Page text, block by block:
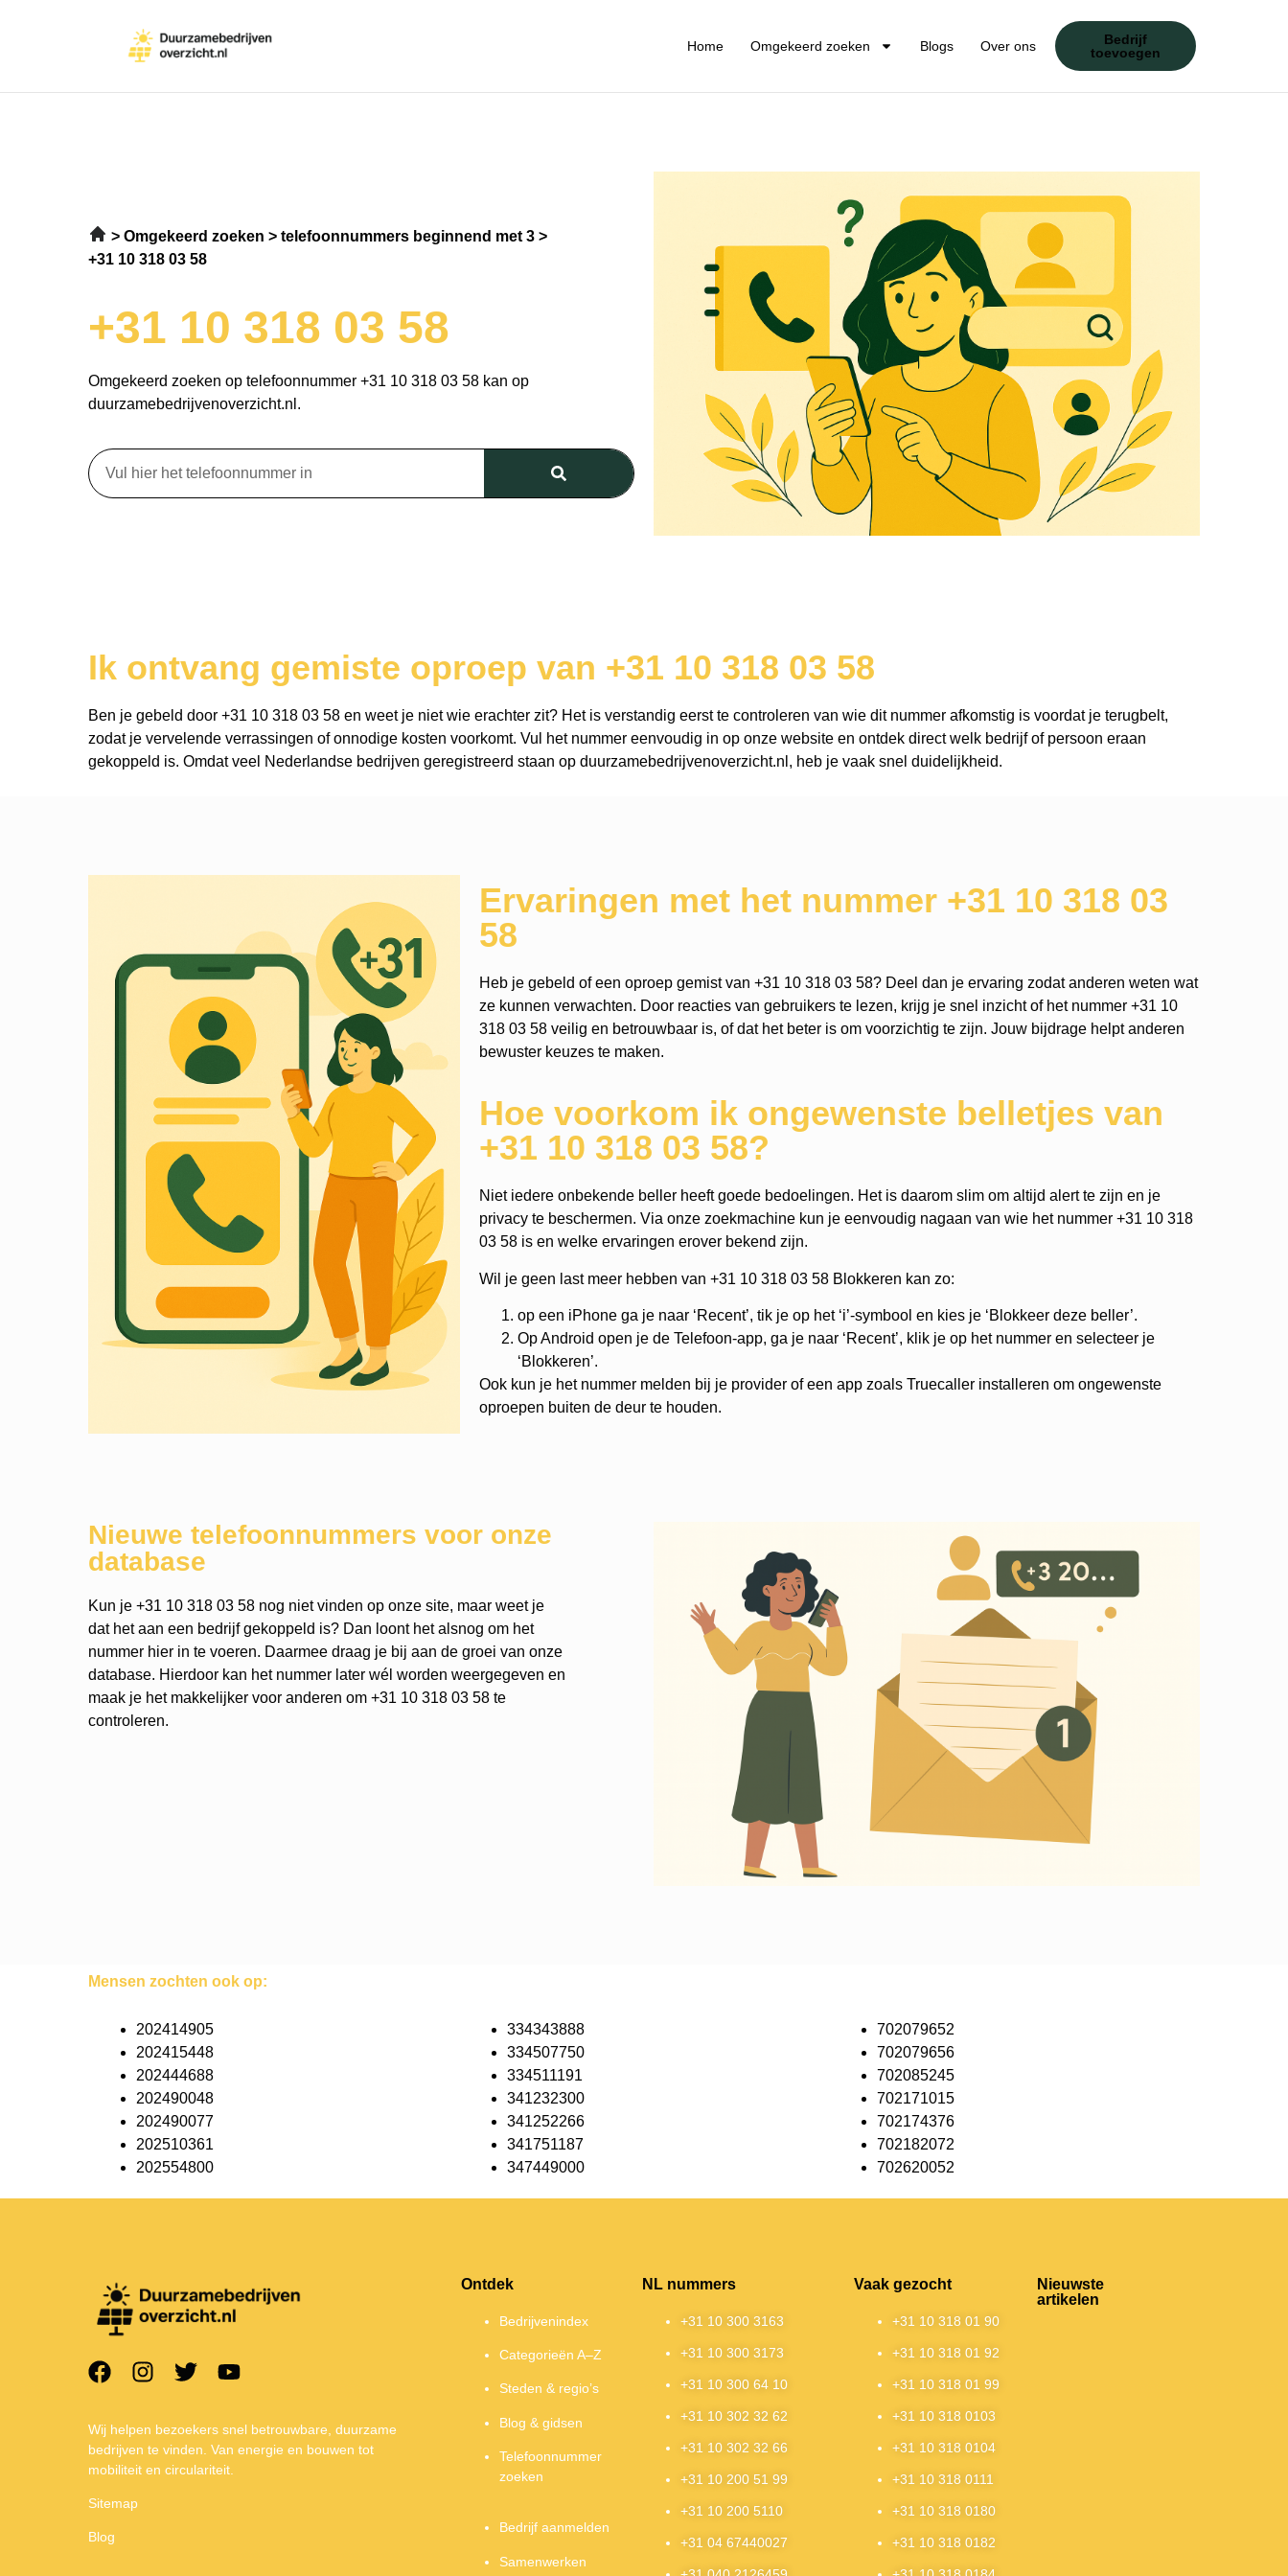
Home Omgekeerd zoeken Blogs Over ons
Bedrijf
toevoegen
Omgekeerd zoeken
telefoonnummers beginnend met 3
+31 10 318 03 58
+31 10 318 03 58
Omgekeerd zoeken op telefoonnummer +31 10 318 03 58 kan op
duurzamebedrijvenoverzicht.nl.
Ik ontvang gemiste oproep van +31 10 318 03 58
Ben je gebeld door +31 10 318 03 58 en weet je niet wie erachter zit? Het is verstandig eerst te controleren van wie dit nummer afkomstig is voordat je terugbelt,
zodat je vervelende verrassingen of onnodige kosten voorkomt. Vul het nummer eenvoudig in op onze website en ontdek direct welk bedrijf of persoon eraan
gekoppeld is. Omdat veel Nederlandse bedrijven geregistreerd staan op duurzamebedrijvenoverzicht.nl, heb je vaak snel duidelijkheid.
Ervaringen met het nummer +31 10 318 03
58
Heb je gebeld of een oproep gemist van +31 10 318 03 58? Deel dan je ervaring zodat anderen weten wat
ze kunnen verwachten. Door reacties van gebruikers te lezen, krijg je snel inzicht of het nummer +31 10
318 03 58 veilig en betrouwbaar is, of dat het beter is om voorzichtig te zijn. Jouw bijdrage helpt anderen
bewuster keuzes te maken.
Hoe voorkom ik ongewenste belletjes van
+31 10 318 03 58?
Niet iedere onbekende beller heeft goede bedoelingen. Het is daarom slim om altijd alert te zijn en je
privacy te beschermen. Via onze zoekmachine kun je eenvoudig nagaan van wie het nummer +31 10 318
03 58 is en welke ervaringen erover bekend zijn.
Wil je geen last meer hebben van +31 10 318 03 58 Blokkeren kan zo:
op een iPhone ga je naar ‘Recent’, tik je op het ‘i’-symbool en kies je ‘Blokkeer deze beller’.
Op Android open je de Telefoon-app, ga je naar ‘Recent’, klik je op het nummer en selecteer je
‘Blokkeren’.
Ook kun je het nummer melden bij je provider of een app zoals Truecaller installeren om ongewenste
oproepen buiten de deur te houden.
Nieuwe telefoonnummers voor onze
database
Kun je +31 10 318 03 58 nog niet vinden op onze site, maar weet je
dat het aan een bedrijf gekoppeld is? Dan loont het alsnog om het
nummer hier in te voeren. Daarmee draag je bij aan de groei van onze
database. Hierdoor kan het nummer later wél worden weergegeven en
maak je het makkelijker voor anderen om +31 10 318 03 58 te
controleren.
Mensen zochten ook op:
202414905
202415448
202444688
202490048
202490077
202510361
202554800
334343888
334507750
334511191
341232300
341252266
341751187
347449000
702079652
702079656
702085245
702171015
702174376
702182072
702620052
Wij helpen bezoekers snel betrouwbare, duurzame
bedrijven te vinden. Van energie en bouwen tot
mobiliteit en circulariteit.
Sitemap
Blog
Ontdek
Bedrijvenindex
Categorieën A–Z
Steden & regio’s
Blog & gidsen
Telefoonnummer
zoeken
Bedrijf aanmelden
Samenwerken
NL nummers
+31 10 300 3163
+31 10 300 3173
+31 10 300 64 10
+31 10 302 32 62
+31 10 302 32 66
+31 10 200 51 99
+31 10 200 5110
+31 04 67440027
Vaak gezocht
+31 10 318 01 90
+31 10 318 01 92
+31 10 318 01 99
+31 10 318 0103
+31 10 318 0104
+31 10 318 0111
+31 10 318 0180
+31 10 318 0182
Nieuwste
artikelen